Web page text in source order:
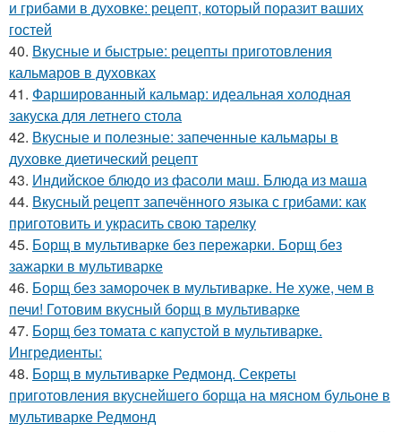
и грибами в духовке: рецепт, который поразит ваших
гостей
40. Вкусные и быстрые: рецепты приготовления
кальмаров в духовках
41. Фаршированный кальмар: идеальная холодная
закуска для летнего стола
42. Вкусные и полезные: запеченные кальмары в
духовке диетический рецепт
43. Индийское блюдо из фасоли маш. Блюда из маша
44. Вкусный рецепт запечённого языка с грибами: как
приготовить и украсить свою тарелку
45. Борщ в мультиварке без пережарки. Борщ без
зажарки в мультиварке
46. Борщ без заморочек в мультиварке. Не хуже, чем в
печи! Готовим вкусный борщ в мультиварке
47. Борщ без томата с капустой в мультиварке.
Ингредиенты:
48. Борщ в мультиварке Редмонд. Секреты
приготовления вкуснейшего борща на мясном бульоне в
мультиварке Редмонд